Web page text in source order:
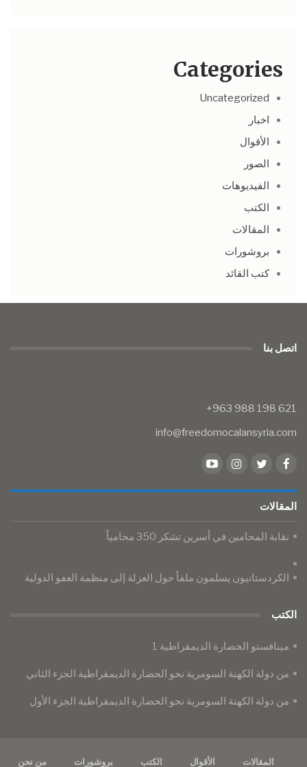
Categories
Uncategorized
اخبار
الأقوال
الصور
الفيديوهات
الكتب
المقالات
بروشورات
كتب القائد
اتصل بنا
info@freedomocalansyria.com
المقالات
نقابة المحامين في أسرين تشكر 350 محامياً
الكردستانيون يسلمون ملفاً حول العزلة إلى منظمة العفو الدولية
الكتب
مينافستو الحضارة الديمقراطية 1
من دولة الكهنة السومرية نحو الحضارة الديمقراطية الجزء الثاني
من دولة الكهنة السومرية نحو الحضارة الديمقراطية الجزء الأول
المقالات الأقوال الكتب بروشورات من نحن